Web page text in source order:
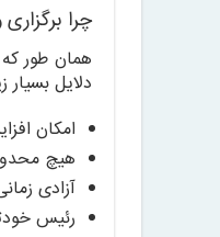
چرا
همان طور
دلایل
امکان
هیچ
آزادی
رئیس